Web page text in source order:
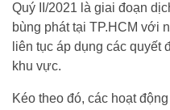
Quý II/2021 là giai đoạn
bùng phát tại TP.HCM với
liên tục áp dụng các quyết
khu vực.
Kéo theo đó, các hoạt